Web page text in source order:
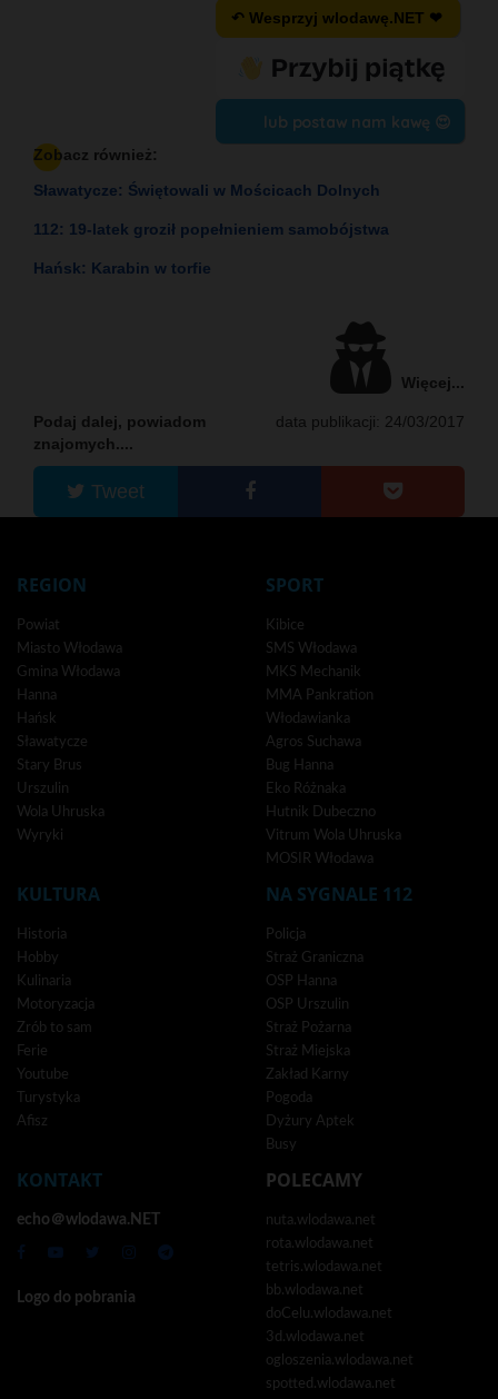
↶ Wesprzyj wlodawę.NET ❤
lub postaw nam kawę 😍
Zobacz również:
Sławatycze: Świętowali w Mościcach Dolnych
112: 19-latek groził popełnieniem samobójstwa
Hańsk: Karabin w torfie
Więcej...
data publikacji: 24/03/2017
Podaj dalej, powiadom
znajomych....
Tweet
REGION
Powiat
Miasto Włodawa
Gmina Włodawa
Hanna
Hańsk
Sławatycze
Stary Brus
Urszulin
Wola Uhruska
Wyryki
SPORT
Kibice
SMS Włodawa
MKS Mechanik
MMA Pankration
Włodawianka
Agros Suchawa
Bug Hanna
Eko Różnaka
Hutnik Dubeczno
Vitrum Wola Uhruska
MOSIR Włodawa
KULTURA
Historia
Hobby
Kulinaria
Motoryzacja
Zrób to sam
Ferie
Youtube
Turystyka
Afisz
NA SYGNALE 112
Policja
Straż Graniczna
OSP Hanna
OSP Urszulin
Straż Pożarna
Straż Miejska
Zakład Karny
Pogoda
Dyżury Aptek
Busy
KONTAKT
echo＠wlodawa.NET
Logo do pobrania
POLECAMY
nuta.wlodawa.net
rota.wlodawa.net
tetris.wlodawa.net
bb.wlodawa.net
doCelu.wlodawa.net
3d.wlodawa.net
ogloszenia.wlodawa.net
spotted.wlodawa.net